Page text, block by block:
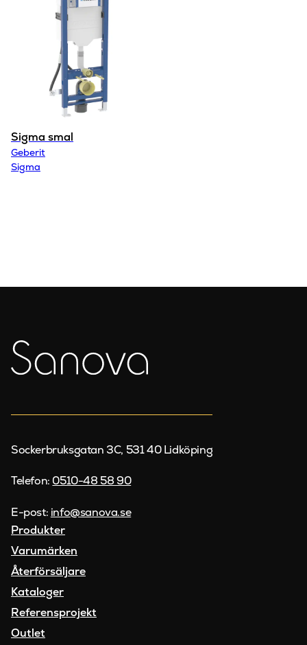
Sigma smal
Geberit
Sigma
Sockerbruksgatan 3C, 531 40 Lidköping
Telefon: 0510-48 58 90
E-post: info@sanova.se
Produkter
Varumärken
Återförsäljare
Kataloger
Referensprojekt
Outlet